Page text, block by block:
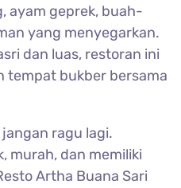
ayam geprek, buah-
yang menyegarkan.
dan luas, restoran ini
tempat bukber bersama
ragu lagi.
murah, dan memiliki
Artha Buana Sari